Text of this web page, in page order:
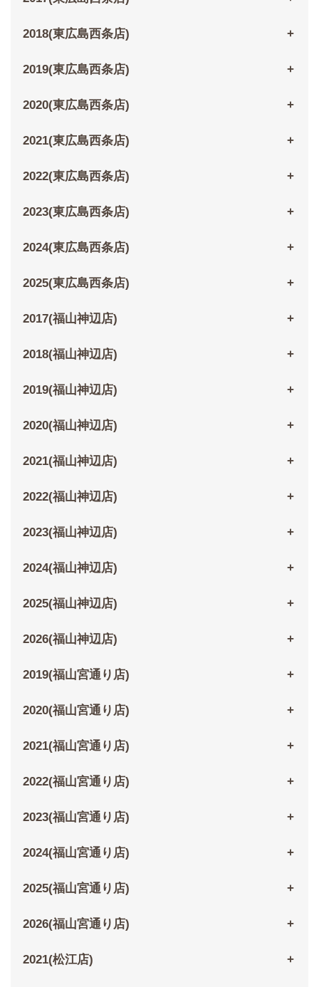
2018(東広島西条店)
2019(東広島西条店)
2020(東広島西条店)
2021(東広島西条店)
2022(東広島西条店)
2023(東広島西条店)
2024(東広島西条店)
2025(東広島西条店)
2017(福山神辺店)
2018(福山神辺店)
2019(福山神辺店)
2020(福山神辺店)
2021(福山神辺店)
2022(福山神辺店)
2023(福山神辺店)
2024(福山神辺店)
2025(福山神辺店)
2026(福山神辺店)
2019(福山宮通り店)
2020(福山宮通り店)
2021(福山宮通り店)
2022(福山宮通り店)
2023(福山宮通り店)
2024(福山宮通り店)
2025(福山宮通り店)
2026(福山宮通り店)
2021(松江店)